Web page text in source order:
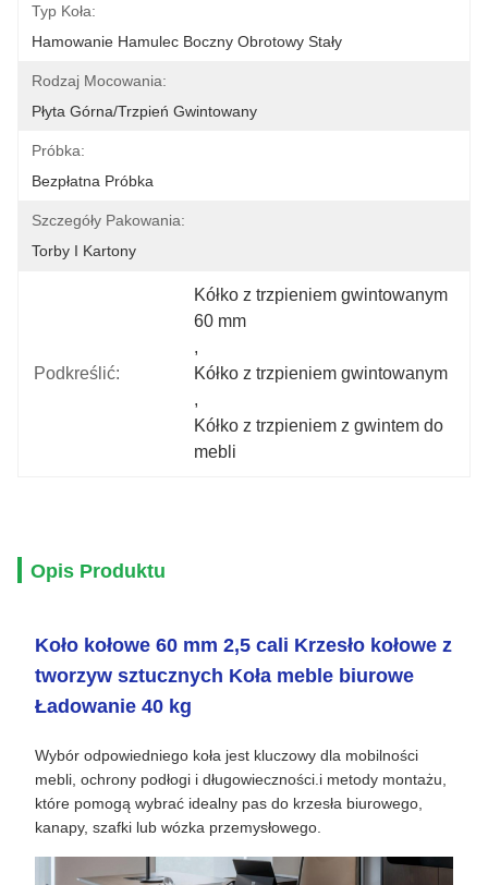
Typ Koła:
Hamowanie Hamulec Boczny Obrotowy Stały
Rodzaj Mocowania:
Płyta Górna/trzpień Gwintowany
Próbka:
Bezpłatna Próbka
Szczegóły Pakowania:
Torby I Kartony
Podkreślić:
Kółko z trzpieniem gwintowanym
60 mm
,
Kółko z trzpieniem gwintowanym
,
Kółko z trzpieniem z gwintem do
mebli
Opis Produktu
Koło kołowe 60 mm 2,5 cali Krzesło kołowe z
tworzyw sztucznych Koła meble biurowe
Ładowanie 40 kg
Wybór odpowiedniego koła jest kluczowy dla mobilności
mebli, ochrony podłogi i długowieczności.i metody montażu,
które pomogą wybrać idealny pas do krzesła biurowego,
kanapy, szafki lub wózka przemysłowego.